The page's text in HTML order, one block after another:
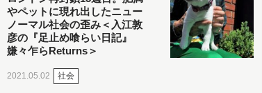
やペットに現れ出したニュー
ノーマル社会の歪み＜入江敦
彦の『足止め喰らい日記』
嫌々乍らReturns＞
2021.05.02 社会